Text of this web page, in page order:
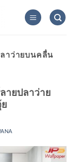
ลาว่ายบนคลื่น
ายปลาว่าย